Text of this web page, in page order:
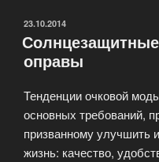
для
ОПУБЛИКОВАНО
23.10.2014
оправы
Тенденции очковой
основных требований,
призванному улучшить
жизнь: качество,